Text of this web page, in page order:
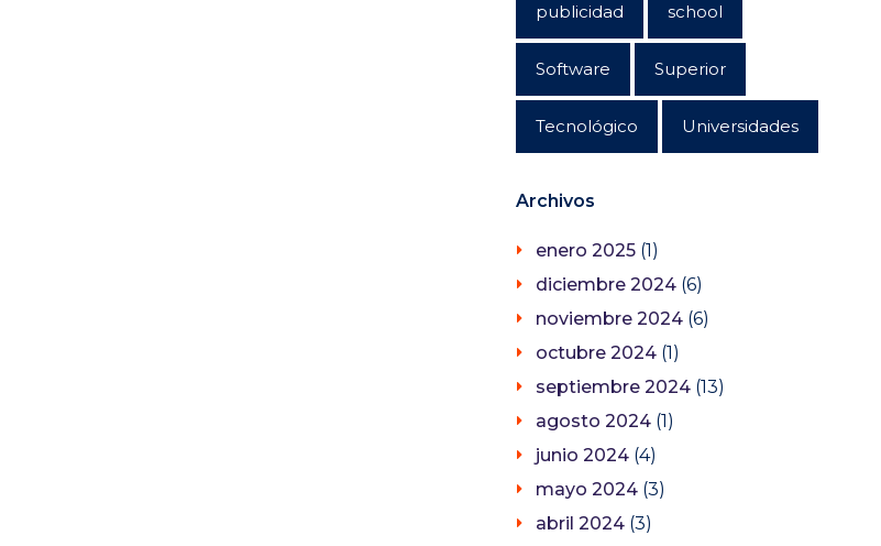
publicidad school
Software Superior
Tecnológico Universidades
Archivos
enero 2025 (1)
diciembre 2024 (6)
noviembre 2024 (6)
octubre 2024 (1)
septiembre 2024 (13)
agosto 2024 (1)
junio 2024 (4)
mayo 2024 (3)
abril 2024 (3)